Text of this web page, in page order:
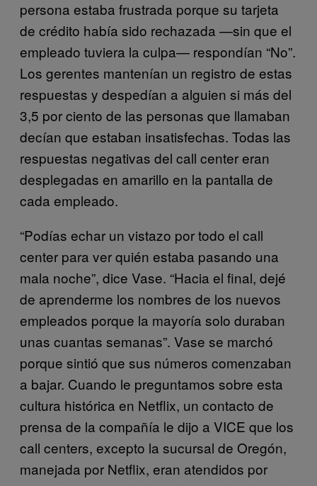
persona estaba frustrada porque su tarjeta
de crédito había sido rechazada —sin que el
empleado tuviera la culpa— respondían “No”.
Los gerentes mantenían un registro de estas
respuestas y despedían a alguien si más del
3,5 por ciento de las personas que llamaban
decían que estaban insatisfechas. Todas las
respuestas negativas del call center eran
desplegadas en amarillo en la pantalla de
cada empleado.
“Podías echar un vistazo por todo el call
center para ver quién estaba pasando una
mala noche”, dice Vase. “Hacia el final, dejé
de aprenderme los nombres de los nuevos
empleados porque la mayoría solo duraban
unas cuantas semanas”. Vase se marchó
porque sintió que sus números comenzaban
a bajar. Cuando le preguntamos sobre esta
cultura histórica en Netflix, un contacto de
prensa de la compañía le dijo a VICE que los
call centers, excepto la sucursal de Oregón,
manejada por Netflix, eran atendidos por